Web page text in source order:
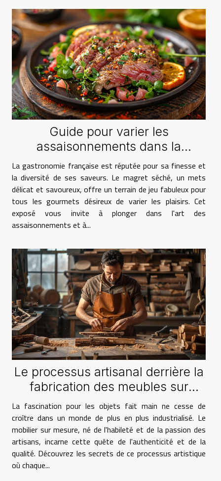
Guide pour varier les
assaisonnements dans la
préparation du magret séché
La gastronomie française est réputée pour sa finesse et
la diversité de ses saveurs. Le magret séché, un mets
délicat et savoureux, offre un terrain de jeu fabuleux pour
tous les gourmets désireux de varier les plaisirs. Cet
exposé vous invite à plonger dans l'art des
assaisonnements et à...
Le processus artisanal derrière la
fabrication des meubles sur
mesure
La fascination pour les objets fait main ne cesse de
croître dans un monde de plus en plus industrialisé. Le
mobilier sur mesure, né de l'habileté et de la passion des
artisans, incarne cette quête de l'authenticité et de la
qualité. Découvrez les secrets de ce processus artistique
où chaque...